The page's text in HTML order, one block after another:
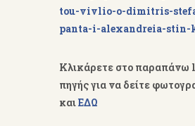
tou-vivlio-o-dimitris-
panta-i-alexandreia-
Κλικάρετε στο παραπάνω
πηγής για να δείτε
καιΕΔΩ